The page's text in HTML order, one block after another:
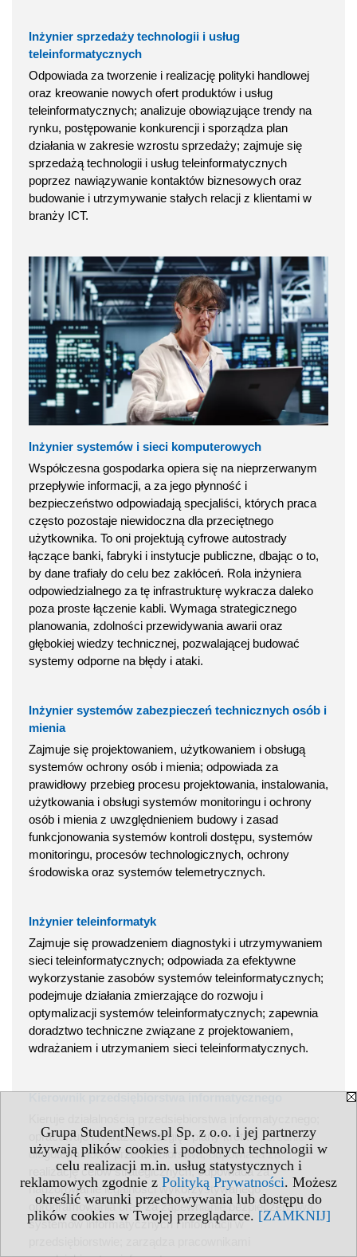
Grupa StudentNews.pl Sp. z o.o. i jej partnerzy
używają plików cookies i podobnych technologii w
celu realizacji m.in. usług statystycznych i
reklamowych zgodnie z Polityką Prywatności. Możesz
określić warunki przechowywania lub dostępu do
plików cookies w Twojej przeglądarce. [ZAMKNIJ]
Inżynier sprzedaży technologii i usług
teleinformatycznych
Odpowiada za tworzenie i realizację polityki handlowej
oraz kreowanie nowych ofert produktów i usług
teleinformatycznych; analizuje obowiązujące trendy na
rynku, postępowanie konkurencji i sporządza plan
działania w zakresie wzrostu sprzedaży; zajmuje się
sprzedażą technologii i usług teleinformatycznych
poprzez nawiązywanie kontaktów biznesowych oraz
budowanie i utrzymywanie stałych relacji z klientami w
branży ICT.
Inżynier systemów i sieci komputerowych
Współczesna gospodarka opiera się na nieprzerwanym
przepływie informacji, a za jego płynność i
bezpieczeństwo odpowiadają specjaliści, których praca
często pozostaje niewidoczna dla przeciętnego
użytkownika. To oni projektują cyfrowe autostrady
łączące banki, fabryki i instytucje publiczne, dbając o to,
by dane trafiały do celu bez zakłóceń. Rola inżyniera
odpowiedzialnego za tę infrastrukturę wykracza daleko
poza proste łączenie kabli. Wymaga strategicznego
planowania, zdolności przewidywania awarii oraz
głębokiej wiedzy technicznej, pozwalającej budować
systemy odporne na błędy i ataki.
Inżynier systemów zabezpieczeń technicznych osób i
mienia
Zajmuje się projektowaniem, użytkowaniem i obsługą
systemów ochrony osób i mienia; odpowiada za
prawidłowy przebieg procesu projektowania, instalowania,
użytkowania i obsługi systemów monitoringu i ochrony
osób i mienia z uwzględnieniem budowy i zasad
funkcjonowania systemów kontroli dostępu, systemów
monitoringu, procesów technologicznych, ochrony
środowiska oraz systemów telemetrycznych.
Inżynier teleinformatyk
Zajmuje się prowadzeniem diagnostyki i utrzymywaniem
sieci teleinformatycznych; odpowiada za efektywne
wykorzystanie zasobów systemów teleinformatycznych;
podejmuje działania zmierzające do rozwoju i
optymalizacji systemów teleinformatycznych; zapewnia
doradztwo techniczne związane z projektowaniem,
wdrażaniem i utrzymaniem sieci teleinformatycznych.
opracowuje i wdraża strategię i plany krótko-, średnio- i
długoterminowe przedsiębiorstwa; odpowiada za
realizację celów strategicznych; odpowiada za
nadzorowanie legalności wykorzystywanego
oprogramowania oraz za zapewnianie bezpieczeństwa
systemów informatycznych i informacji w